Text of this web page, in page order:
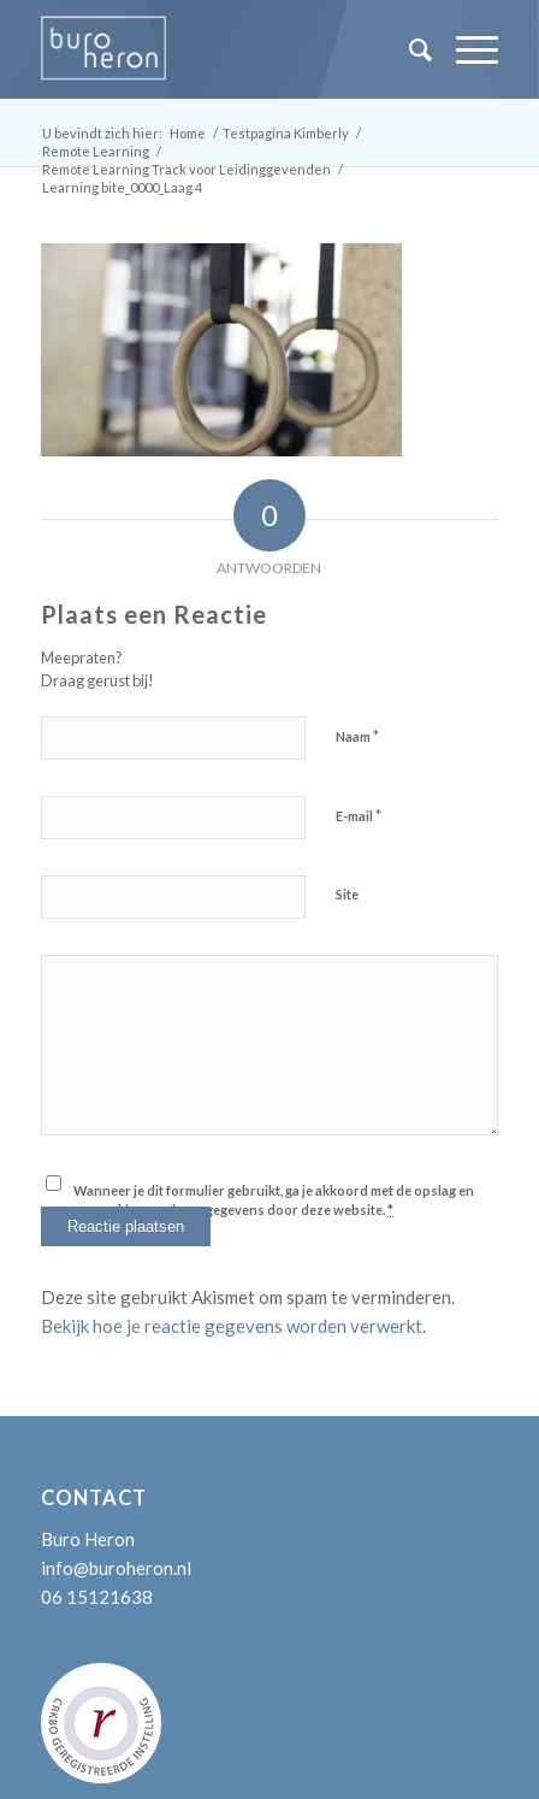
U bevindt zich hier: Home / Testpagina Kimberly /
Remote Learning /
Remote Learning Track voor Leidinggevenden /
Learning bite_0000_Laag 4
0
ANTWOORDEN
Plaats een Reactie
Meepraten?
Draag gerust bij!
Naam *
E-mail *
Site
Wanneer je dit formulier gebruikt, ga je akkoord met de opslag en
verwerking van jouw gegevens door deze website.*
Deze site gebruikt Akismet om spam te verminderen.
Bekijk hoe je reactie gegevens worden verwerkt.
CONTACT
Buro Heron
info@buroheron.nl
06 15121638